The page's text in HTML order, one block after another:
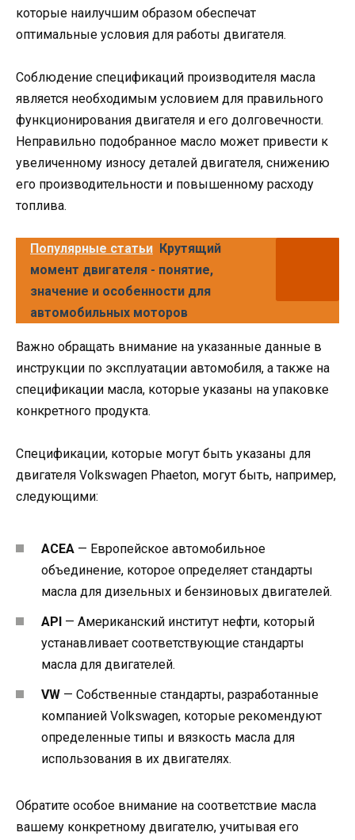
которые наилучшим образом обеспечат
оптимальные условия для работы двигателя.
Соблюдение спецификаций производителя масла
является необходимым условием для правильного
функционирования двигателя и его долговечности.
Неправильно подобранное масло может привести к
увеличенному износу деталей двигателя, снижению
его производительности и повышенному расходу
топлива.
Популярные статьи Крутящий
момент двигателя - понятие,
значение и особенности для
автомобильных моторов
Важно обращать внимание на указанные данные в
инструкции по эксплуатации автомобиля, а также на
спецификации масла, которые указаны на упаковке
конкретного продукта.
Спецификации, которые могут быть указаны для
двигателя Volkswagen Phaeton, могут быть, например,
следующими:
ACEA — Европейское автомобильное
объединение, которое определяет стандарты
масла для дизельных и бензиновых двигателей.
API — Американский институт нефти, который
устанавливает соответствующие стандарты
масла для двигателей.
VW — Собственные стандарты, разработанные
компанией Volkswagen, которые рекомендуют
определенные типы и вязкость масла для
использования в их двигателях.
Обратите особое внимание на соответствие масла
вашему конкретному двигателю, учитывая его